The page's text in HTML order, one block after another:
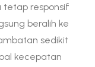
tetap responsif
beralih ke
sedikit
kecepatan